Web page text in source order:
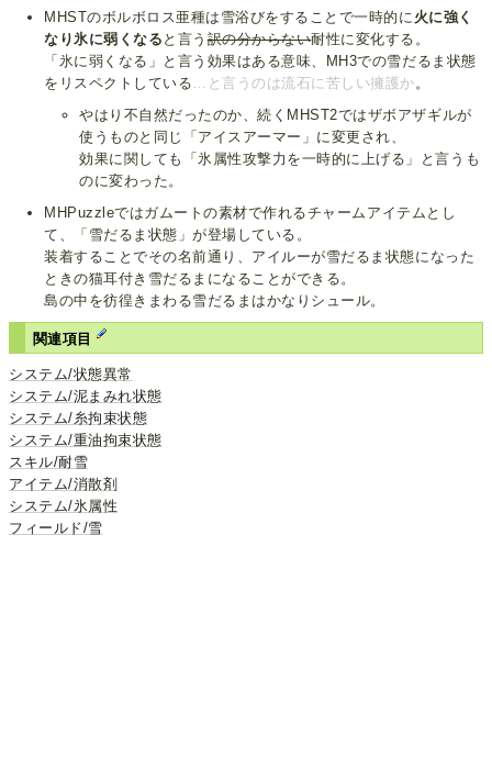
MHSTのボルボロス亜種は雪浴びをすることで一時的に 火に強く
なり氷に弱くなる と言う訳の分からない耐性に変化する。
「氷に弱くなる」と言う効果はある意味、MH3での雪だるま状態
をリスペクトしている …と言うのは流石に苦しい擁護か 。
やはり不自然だったのか、続くMHST2ではザボアザギルが
使うものと同じ「アイスアーマー」に変更され、
効果に関しても「氷属性攻撃力を一時的に上げる」と言うも
のに変わった。
MHPuzzleではガムートの素材で作れるチャームアイテムとし
て、「雪だるま状態」が登場している。
装着することでその名前通り、アイルーが雪だるま状態になった
ときの猫耳付き雪だるまになることができる。
島の中を彷徨きまわる雪だるまはかなりシュール。
関連項目
システム/状態異常
システム/泥まみれ状態
システム/糸拘束状態
システム/重油拘束状態
スキル/耐雪
アイテム/消散剤
システム/氷属性
フィールド/雪